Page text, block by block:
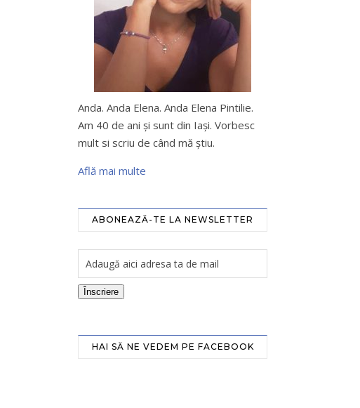
Anda. Anda Elena. Anda Elena Pintilie.
Am 40 de ani şi sunt din Iaşi. Vorbesc
mult si scriu de când mă ştiu.
Află mai multe
ABONEAZĂ-TE LA NEWSLETTER
Înscriere
HAI SĂ NE VEDEM PE FACEBOOK